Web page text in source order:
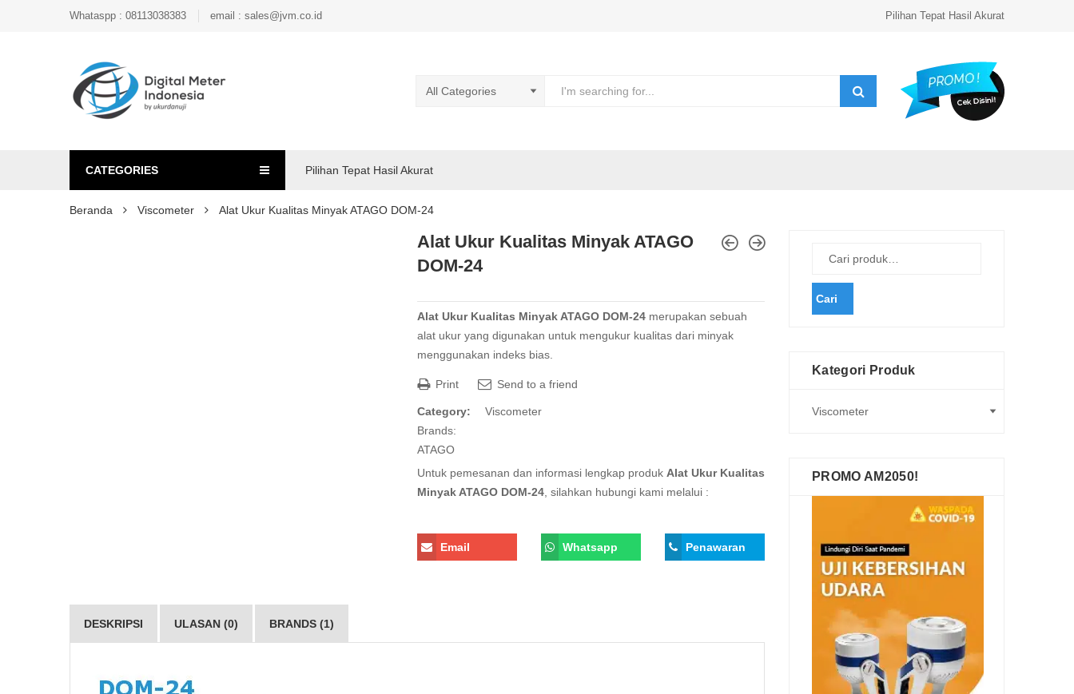
Whataspp : 08113038383 email : sales@jvm.co.id Pilihan Tepat Hasil Akurat
CATEGORIES Pilihan Tepat Hasil Akurat
Beranda Viscometer Alat Ukur Kualitas Minyak ATAGO DOM-24
Alat Ukur Kualitas Minyak ATAGO
DOM-24
Alat Ukur Kualitas Minyak ATAGO DOM-24 merupakan sebuah
alat ukur yang digunakan untuk mengukur kualitas dari minyak
menggunakan indeks bias.
Print Send to a friend
Category:
Viscometer
Brands:
ATAGO
Untuk pemesanan dan informasi lengkap produk Alat Ukur Kualitas
Minyak ATAGO DOM-24 , silahkan hubungi kami melalui :
Email Whatsapp Penawaran
DESKRIPSI ULASAN (0) BRANDS (1)
Cari
Kategori Produk
PROMO AM2050!